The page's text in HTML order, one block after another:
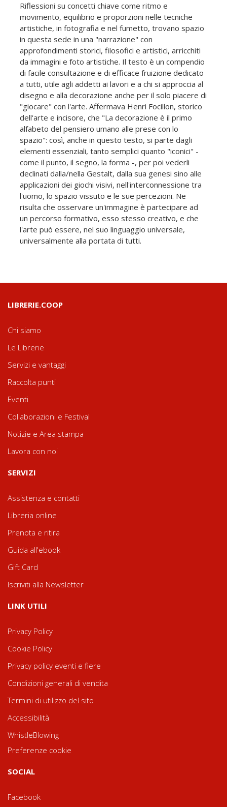
Riflessioni su concetti chiave come ritmo e
movimento, equilibrio e proporzioni nelle tecniche
artistiche, in fotografia e nel fumetto, trovano spazio
in questa sede in una "narrazione" con
approfondimenti storici, filosofici e artistici, arricchiti
da immagini e foto artistiche. Il testo è un compendio
di facile consultazione e di efficace fruizione dedicato
a tutti, utile agli addetti ai lavori e a chi si approccia al
disegno e alla decorazione anche per il solo piacere di
"giocare" con l'arte. Affermava Henri Focillon, storico
dell'arte e incisore, che "La decorazione è il primo
alfabeto del pensiero umano alle prese con lo
spazio": così, anche in questo testo, si parte dagli
elementi essenziali, tanto semplici quanto "iconici" -
come il punto, il segno, la forma -, per poi vederli
declinati dalla/nella Gestalt, dalla sua genesi sino alle
applicazioni dei giochi visivi, nell'interconnessione tra
l'uomo, lo spazio vissuto e le sue percezioni. Ne
risulta che osservare un'immagine è partecipare ad
un percorso formativo, esso stesso creativo, e che
l'arte può essere, nel suo linguaggio universale,
universalmente alla portata di tutti.
LIBRERIE.COOP
Chi siamo
Le Librerie
Servizi e vantaggi
Raccolta punti
Eventi
Collaborazioni e Festival
Notizie e Area stampa
Lavora con noi
SERVIZI
Assistenza e contatti
Libreria online
Prenota e ritira
Guida all'ebook
Gift Card
Iscriviti alla Newsletter
LINK UTILI
Privacy Policy
Cookie Policy
Privacy policy eventi e fiere
Condizioni generali di vendita
Termini di utilizzo del sito
Accessibilità
WhistleBlowing
Preferenze cookie
SOCIAL
Facebook